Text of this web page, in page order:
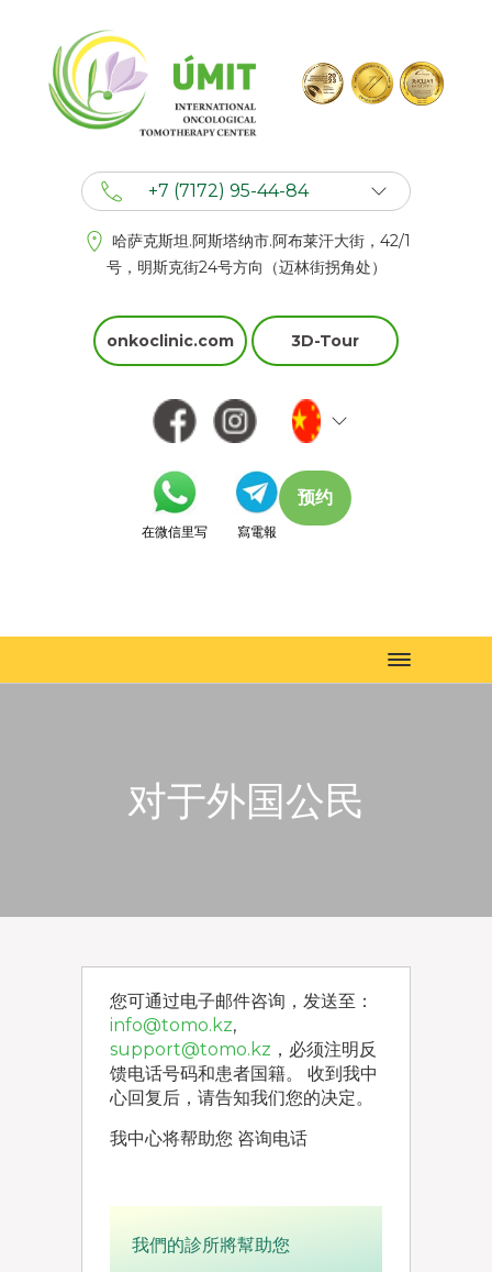
+7 (7172) 95-44-84
+7 (777) 201 44 44
哈萨克斯坦.阿斯塔纳市.阿布莱汗大街，42/1
号，明斯克街24号方向（迈林街拐角处）
onkoclinic.com 3D-Tour
在微信里写 寫電報
预约
Toggle
navigation
对于外国公民
您可通过电子邮件咨询，发送至：
info@tomo.kz,
support@tomo.kz ，必须注明反
馈电话号码和患者国籍。 收到我中
心回复后，请告知我们您的决定。
我中心将帮助您 咨询电话
我們的診所將幫助您